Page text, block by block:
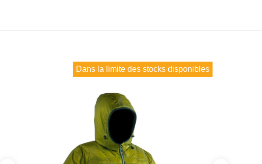
Dans la limite des stocks disponibles